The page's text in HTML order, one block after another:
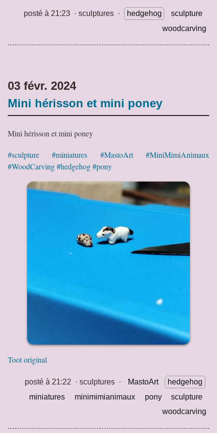
posté à 21:23· sculptures· hedgehog
sculpture
woodcarving
03 févr. 2024
Mini hérisson et mini poney
Mini hérisson et mini poney
#sculpture #miniatures #MastoArt
#MiniMimiAnimaux
#WoodCarving#hedgehog#pony
Toot original
posté à 21:22 · sculptures· MastoArt
hedgehog
miniatures
minimimianimaux pony
sculpture
woodcarving